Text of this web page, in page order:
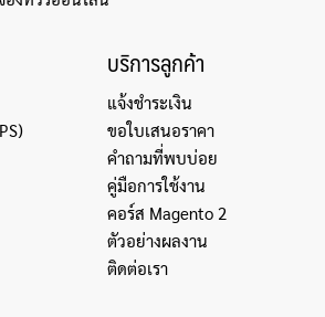
บริการลูกค้า
แจ้งชำระเงิน
ขอใบเสนอราคา
คำถามที่พบบ่อย
คู่มือการใช้งาน
คอร์ส Magento 2
ตัวอย่างผลงาน
ติดต่อเรา